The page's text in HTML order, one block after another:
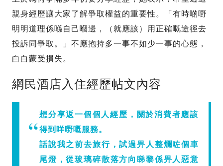
親身經歷讓大家了解爭取權益的重要性。「有時啲嘢
明明道理係喺自己嗰邊，（就應該）用正確嘅途徑去
投訴同爭取。」不應抱持多一事不如少一事的心態，
白白蒙受損失。
網民酒店入住經歷帖文內容
想分享返一個個人經歷，關於消費者應該
得到咩嘢嘅服務。
話說我之前去旅行，試過畀人整爛咗個車
尾燈，從玻璃碎散落方向睇黎係畀人惡意